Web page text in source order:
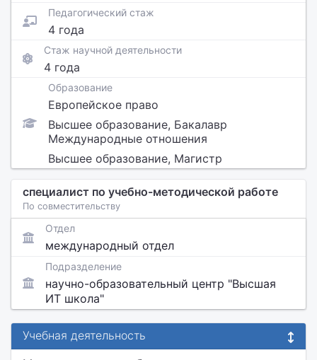
Педагогический стаж
4 года
Стаж научной деятельности
4 года
Образование
Европейское право
Высшее образование, Бакалавр
Международные отношения
Высшее образование, Магистр
специалист по учебно-методической работе
По совместительству
Отдел
международный отдел
Подразделение
научно-образовательный центр "Высшая
ИТ школа"
Учебная деятельность